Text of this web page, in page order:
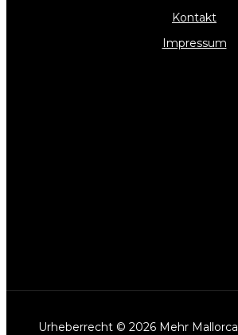
Kontakt
Impressum
Urheberrecht © 2026 Mehr Mallorca